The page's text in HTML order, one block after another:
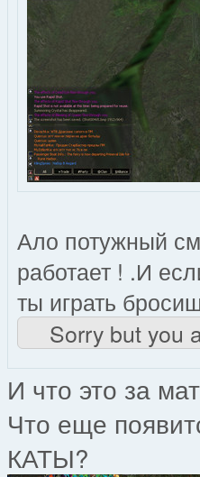
Ало потужный
работает ! .И
ты играть
Sorry but you
И что это за
Что еще
КАТЫ?